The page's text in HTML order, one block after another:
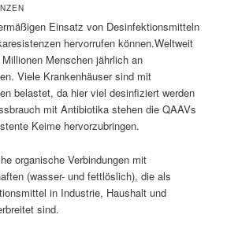
Einsatz von Desinfektionsmitteln
hervorrufen können.Weltweit
Menschen jährlich an
Viele Krankenhäuser sind mit
belastet, da hier viel desinfiziert werden
mit Antibiotika stehen die QAAVs
Keime hervorzubringen.
organische Verbindungen mit
(wasser- und fettlöslich), die als
in Industrie, Haushalt und
sind.